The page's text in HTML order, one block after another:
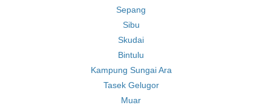
Sepang
Sibu
Skudai
Bintulu
Kampung Sungai Ara
Tasek Gelugor
Muar